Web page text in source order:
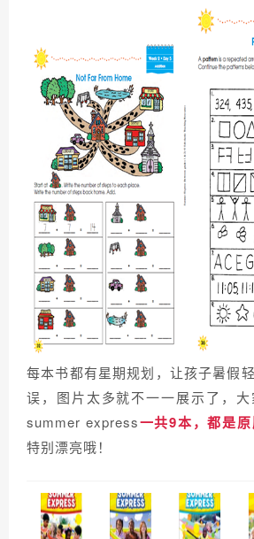
每本书都有星期规划，让孩子暑假
误，图片太多就不一一展示了，
summer express一共9本，都是
特别漂亮哦！